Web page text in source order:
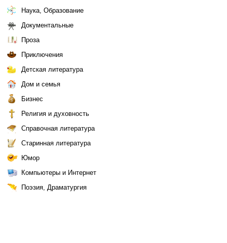
Наука, Образование
Документальные
Проза
Приключения
Детская литература
Дом и семья
Бизнес
Религия и духовность
Справочная литература
Старинная литература
Юмор
Компьютеры и Интернет
Поэзия, Драматургия